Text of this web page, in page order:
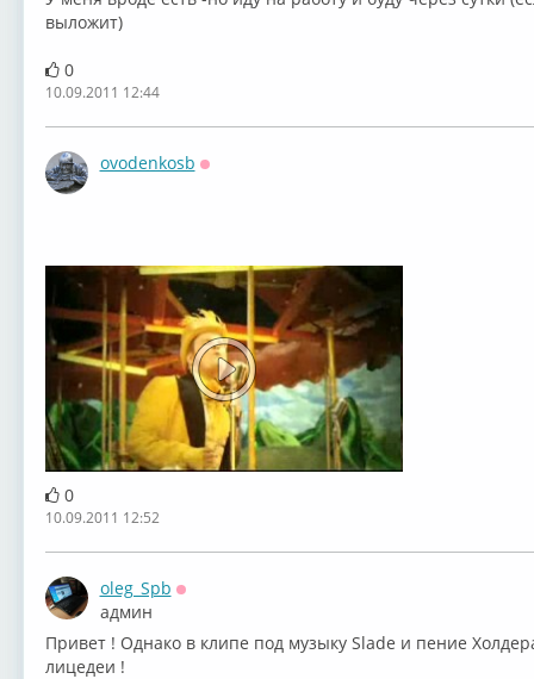
выложит)
0
10.09.2011 12:44
ovodenkosb
0
10.09.2011 12:52
oleg_Spb
админ
Привет ! Однако в клипе под музыку Slade и пение
лицедеи !